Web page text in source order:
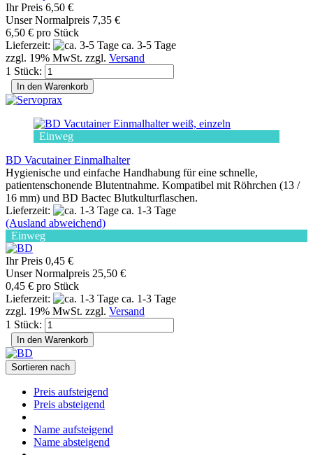
Ihr Preis 6,50 €
Unser Normalpreis 7,35 €
6,50 € pro Stück
Lieferzeit:
ca. 3-5 Tage
zzgl. 19% MwSt. zzgl. Versand
1 Stück:
In den Warenkorb
Einweg
BD Vacutainer Einmalhalter
Hygienische und einfache Handhabung für eine schnelle,
patientenschonende Blutentnahme. Kompatibel mit Röhrchen (13 /
16 mm) und BD Bactec Blutkulturflaschen.
Lieferzeit:
ca. 1-3 Tage
(Ausland abweichend)
Einweg
Ihr Preis 0,45 €
Unser Normalpreis 25,50 €
0,45 € pro Stück
Lieferzeit:
ca. 1-3 Tage
zzgl. 19% MwSt. zzgl. Versand
1 Stück:
In den Warenkorb
Sortieren nach
Preis aufsteigend
Preis absteigend
Name aufsteigend
Name absteigend